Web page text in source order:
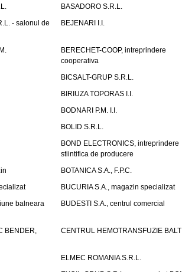
BASADORO S.R.L.
- salonul de
BEJENARI I.I.
BERECHET-COOP, intreprindere
cooperativa
BICSALT-GRUP S.R.L.
BIRIUZA TOPORAS I.I.
BODNARI P.M. I.I.
BOLID S.R.L.
BOND ELECTRONICS, intreprindere
stiintifica de producere
BOTANICA S.A., F.P.C.
BUCURIA S.A., magazin specializat
balneara
BUDESTI S.A., centrul comercial
BENDER,
CENTRUL HEMOTRANSFUZIE
ELMEC ROMANIA S.R.L.